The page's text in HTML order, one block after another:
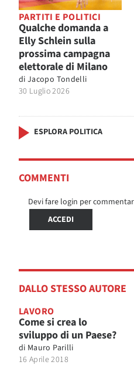
PARTITI E POLITICI
Qualche domanda a
Elly Schlein sulla
prossima campagna
elettorale di Milano
di Jacopo Tondelli
30 Luglio 2026
ESPLORA POLITICA
COMMENTI
Devi fare login per
ACCEDI
DALLO STESSO AUTORE
LAVORO
Come si crea lo
sviluppo di un Paese?
di Mauro Parilli
16 Aprile 2018